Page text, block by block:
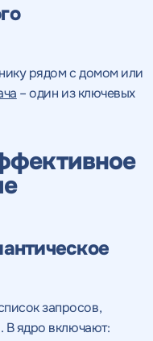
рядом с домом или
– один из ключевых
запросов,
В ядро включают: